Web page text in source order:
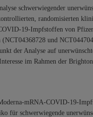
schwerwiegender
randomisierten
19-Impfstoffen von
(NCT04368728 und
der Analyse auf
im Rahmen der
mRNA-COVID-19-
für schwerwiegende